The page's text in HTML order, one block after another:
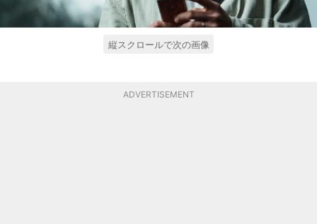
縦スクロールで次の画像
ADVERTISEMENT